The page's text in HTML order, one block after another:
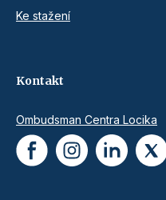
Ke stažení
Kontakt
Ombudsman Centra Locika